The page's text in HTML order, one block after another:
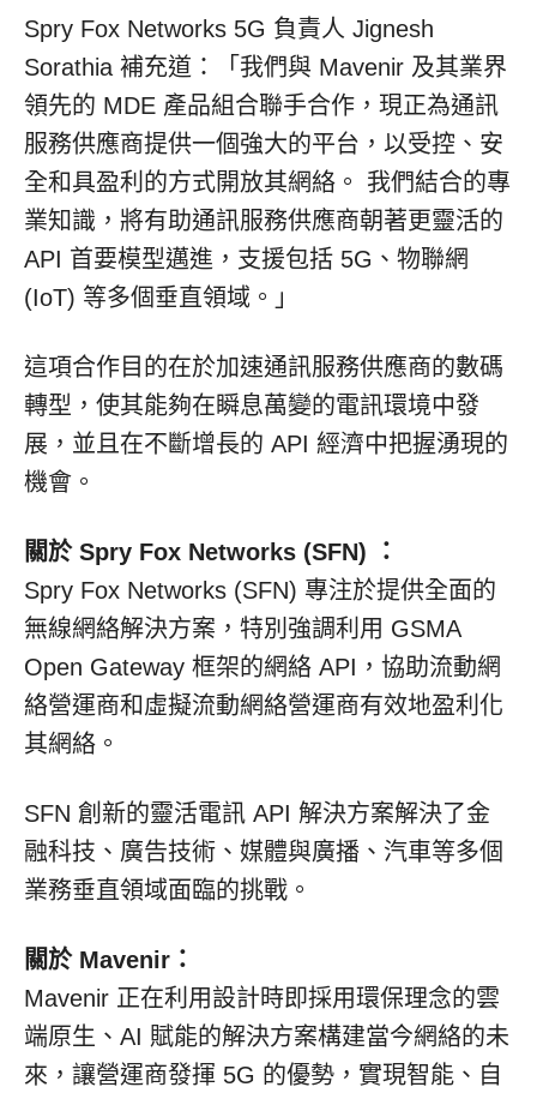
Spry Fox Networks 5G 負責人 Jignesh
Sorathia 補充道：「我們與 Mavenir 及其業界
領先的 MDE 產品組合聯手合作，現正為通訊
服務供應商提供一個強大的平台，以受控、安
全和具盈利的方式開放其網絡。 我們結合的專
業知識，將有助通訊服務供應商朝著更靈活的
API 首要模型邁進，支援包括 5G、物聯網
(IoT) 等多個垂直領域。」
這項合作目的在於加速通訊服務供應商的數碼
轉型，使其能夠在瞬息萬變的電訊環境中發
展，並且在不斷增長的 API 經濟中把握湧現的
機會。
關於 Spry Fox Networks (SFN) ：
Spry Fox Networks (SFN) 專注於提供全面的
無線網絡解決方案，特別強調利用 GSMA
Open Gateway 框架的網絡 API，協助流動網
絡營運商和虛擬流動網絡營運商有效地盈利化
其網絡。
SFN 創新的靈活電訊 API 解決方案解決了金
融科技、廣告技術、媒體與廣播、汽車等多個
業務垂直領域面臨的挑戰。
關於 Mavenir：
Mavenir 正在利用設計時即採用環保理念的雲
端原生、AI 賦能的解決方案構建當今網絡的未
來，讓營運商發揮 5G 的優勢，實現智能、自